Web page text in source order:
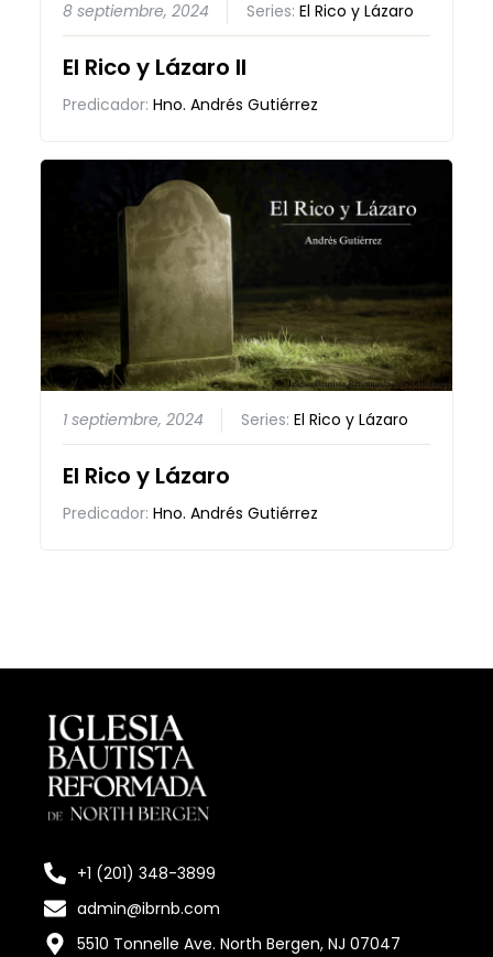
8 septiembre, 2024 Series:El Rico y Lázaro
El Rico y Lázaro II
Predicador:Hno. Andrés Gutiérrez
1 septiembre, 2024 Series:El Rico y Lázaro
El Rico y Lázaro
Predicador:Hno. Andrés Gutiérrez
+1 (201) 348-3899
admin@ibrnb.com
5510 Tonnelle Ave. North Bergen, NJ 07047